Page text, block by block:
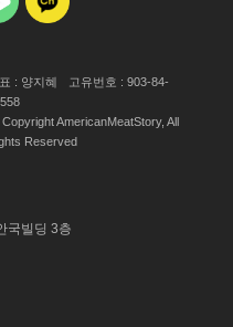
: 양지혜
고유번호 : 903-84-
AmericanMeatStory, All
Reserved
국빌딩 3층